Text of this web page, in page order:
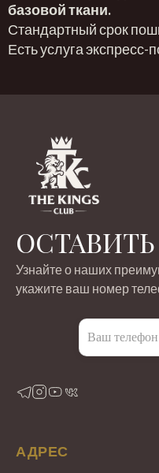
базовой ткани.
Стандартный срок
Есть услуга экспресс-
Узнайте о наших
укажите ваш номер
АДРЕС